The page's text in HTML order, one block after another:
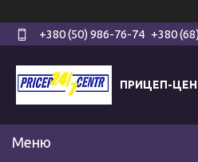
+380 (50) 986-76-74 +380
ПРИЦЕП-